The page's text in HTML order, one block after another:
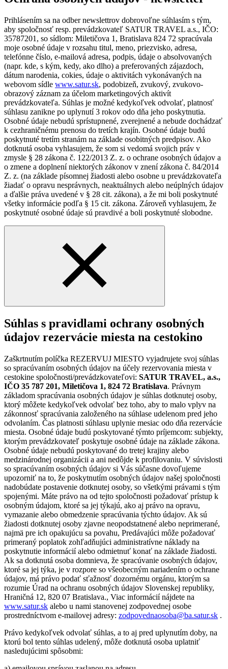
Prihlásením sa na odber newslettrov dobrovoľne súhlasím s tým,
aby spoločnosť resp. prevádzkovateľ SATUR TRAVEL a.s., IČO:
35787201, so sídlom: Miletičova 1, Bratislava 824 72 spracúvala
moje osobné údaje v rozsahu titul, meno, priezvisko, adresa,
telefónne číslo, e-mailová adresa, podpis, údaje o absolvovaných
(napr. kde, s kým, kedy, ako dlho) a preferovaných zájazdoch,
dátum narodenia, cokies, údaje o aktivitách vykonávaných na
webovom sídle www.satur.sk, podobizeň, zvukový, zvukovo-
obrazový záznam za účelom marketingových aktivít
prevádzkovateľa. Súhlas je možné kedykoľvek odvolať, platnosť
súhlasu zanikne po uplynutí 3 rokov odo dňa jeho poskytnutia.
Osobné údaje nebudú sprístupnené, zverejnené a nebude dochádzať
k cezhraničnému prenosu do tretích krajín. Osobné údaje budú
poskytnuté tretím stranám na základe osobitných predpisov. Ako
dotknutá osoba vyhlasujem, že som si vedomá svojich práv v
zmysle § 28 zákona č. 122/2013 Z. z. o ochrane osobných údajov a
o zmene a doplnení niektorých zákonov v znení zákona č. 84/2014
Z. z. (na základe písomnej žiadosti alebo osobne u prevádzkovateľa
žiadať o opravu nesprávnych, neaktuálnych alebo neúplných údajov
a ďalšie práva uvedené v § 28 cit. zákona), a že mi boli poskytnuté
všetky informácie podľa § 15 cit. zákona. Zároveň vyhlasujem, že
poskytnuté osobné údaje sú pravdivé a boli poskytnuté slobodne.
Súhlas s pravidlami ochrany osobných
údajov rezervácie miesta na cestokino
Zaškrtnutím políčka REZERVUJ MIESTO vyjadrujete svoj súhlas
so spracúvaním osobných údajov na účely rezervovania miesta v
cestokine spoločnosti/prevádzkovateľovi: SATUR TRAVEL, a.s.,
IČO 35 787 201, Miletičova 1, 824 72 Bratislava. Právnym
základom spracúvania osobných údajov je súhlas dotknutej osoby,
ktorý môžete kedykoľvek odvolať bez toho, aby to malo vplyv na
zákonnosť spracúvania založeného na súhlase udelenom pred jeho
odvolaním. Čas platnosti súhlasu uplynie mesiac odo dňa rezervácie
miesta. Osobné údaje budú poskytované týmto príjemcom: subjekty,
ktorým prevádzkovateľ poskytuje osobné údaje na základe zákona.
Osobné údaje nebudú poskytované do tretej krajiny alebo
medzinárodnej organizácii a ani nedôjde k profilovaniu. V súvislosti
so spracúvaním osobných údajov si Vás súčasne dovoľujeme
upozorniť na to, že poskytnutím osobných údajov našej spoločnosti
nadobúdate postavenie dotknutej osoby, so všetkými právami s tým
spojenými. Máte právo na od tejto spoločnosti požadovať prístup k
osobným údajom, ktoré sa jej týkajú, ako aj právo na opravu,
vymazanie alebo obmedzenie spracúvania týchto údajov. Ak sú
žiadosti dotknutej osoby zjavne neopodstatnené alebo neprimerané,
najmä pre ich opakujúcu sa povahu, Predávajúci môže požadovať
primeraný poplatok zohľadňujúci administratívne náklady na
poskytnutie informácií alebo odmietnuť konať na základe žiadosti.
Ak sa dotknutá osoba domnieva, že spracúvanie osobných údajov,
ktoré sa jej týka, je v rozpore so všeobecným nariadením o ochrane
údajov, má právo podať sťažnosť dozornému orgánu, ktorým sa
rozumie Úrad na ochranu osobných údajov Slovenskej republiky,
Hraničná 12, 820 07 Bratislava., Viac informácií nájdete na
www.satur.sk alebo u nami stanovenej zodpovednej osobe
prostredníctvom e-mailovej adresy: zodpovednaosoba@ba.satur.sk .
Právo kedykoľvek odvolať súhlas, a to aj pred uplynutím doby, na
ktorú bol tento súhlas udelený, môže dotknutá osoba uplatniť
nasledujúcimi spôsobmi: